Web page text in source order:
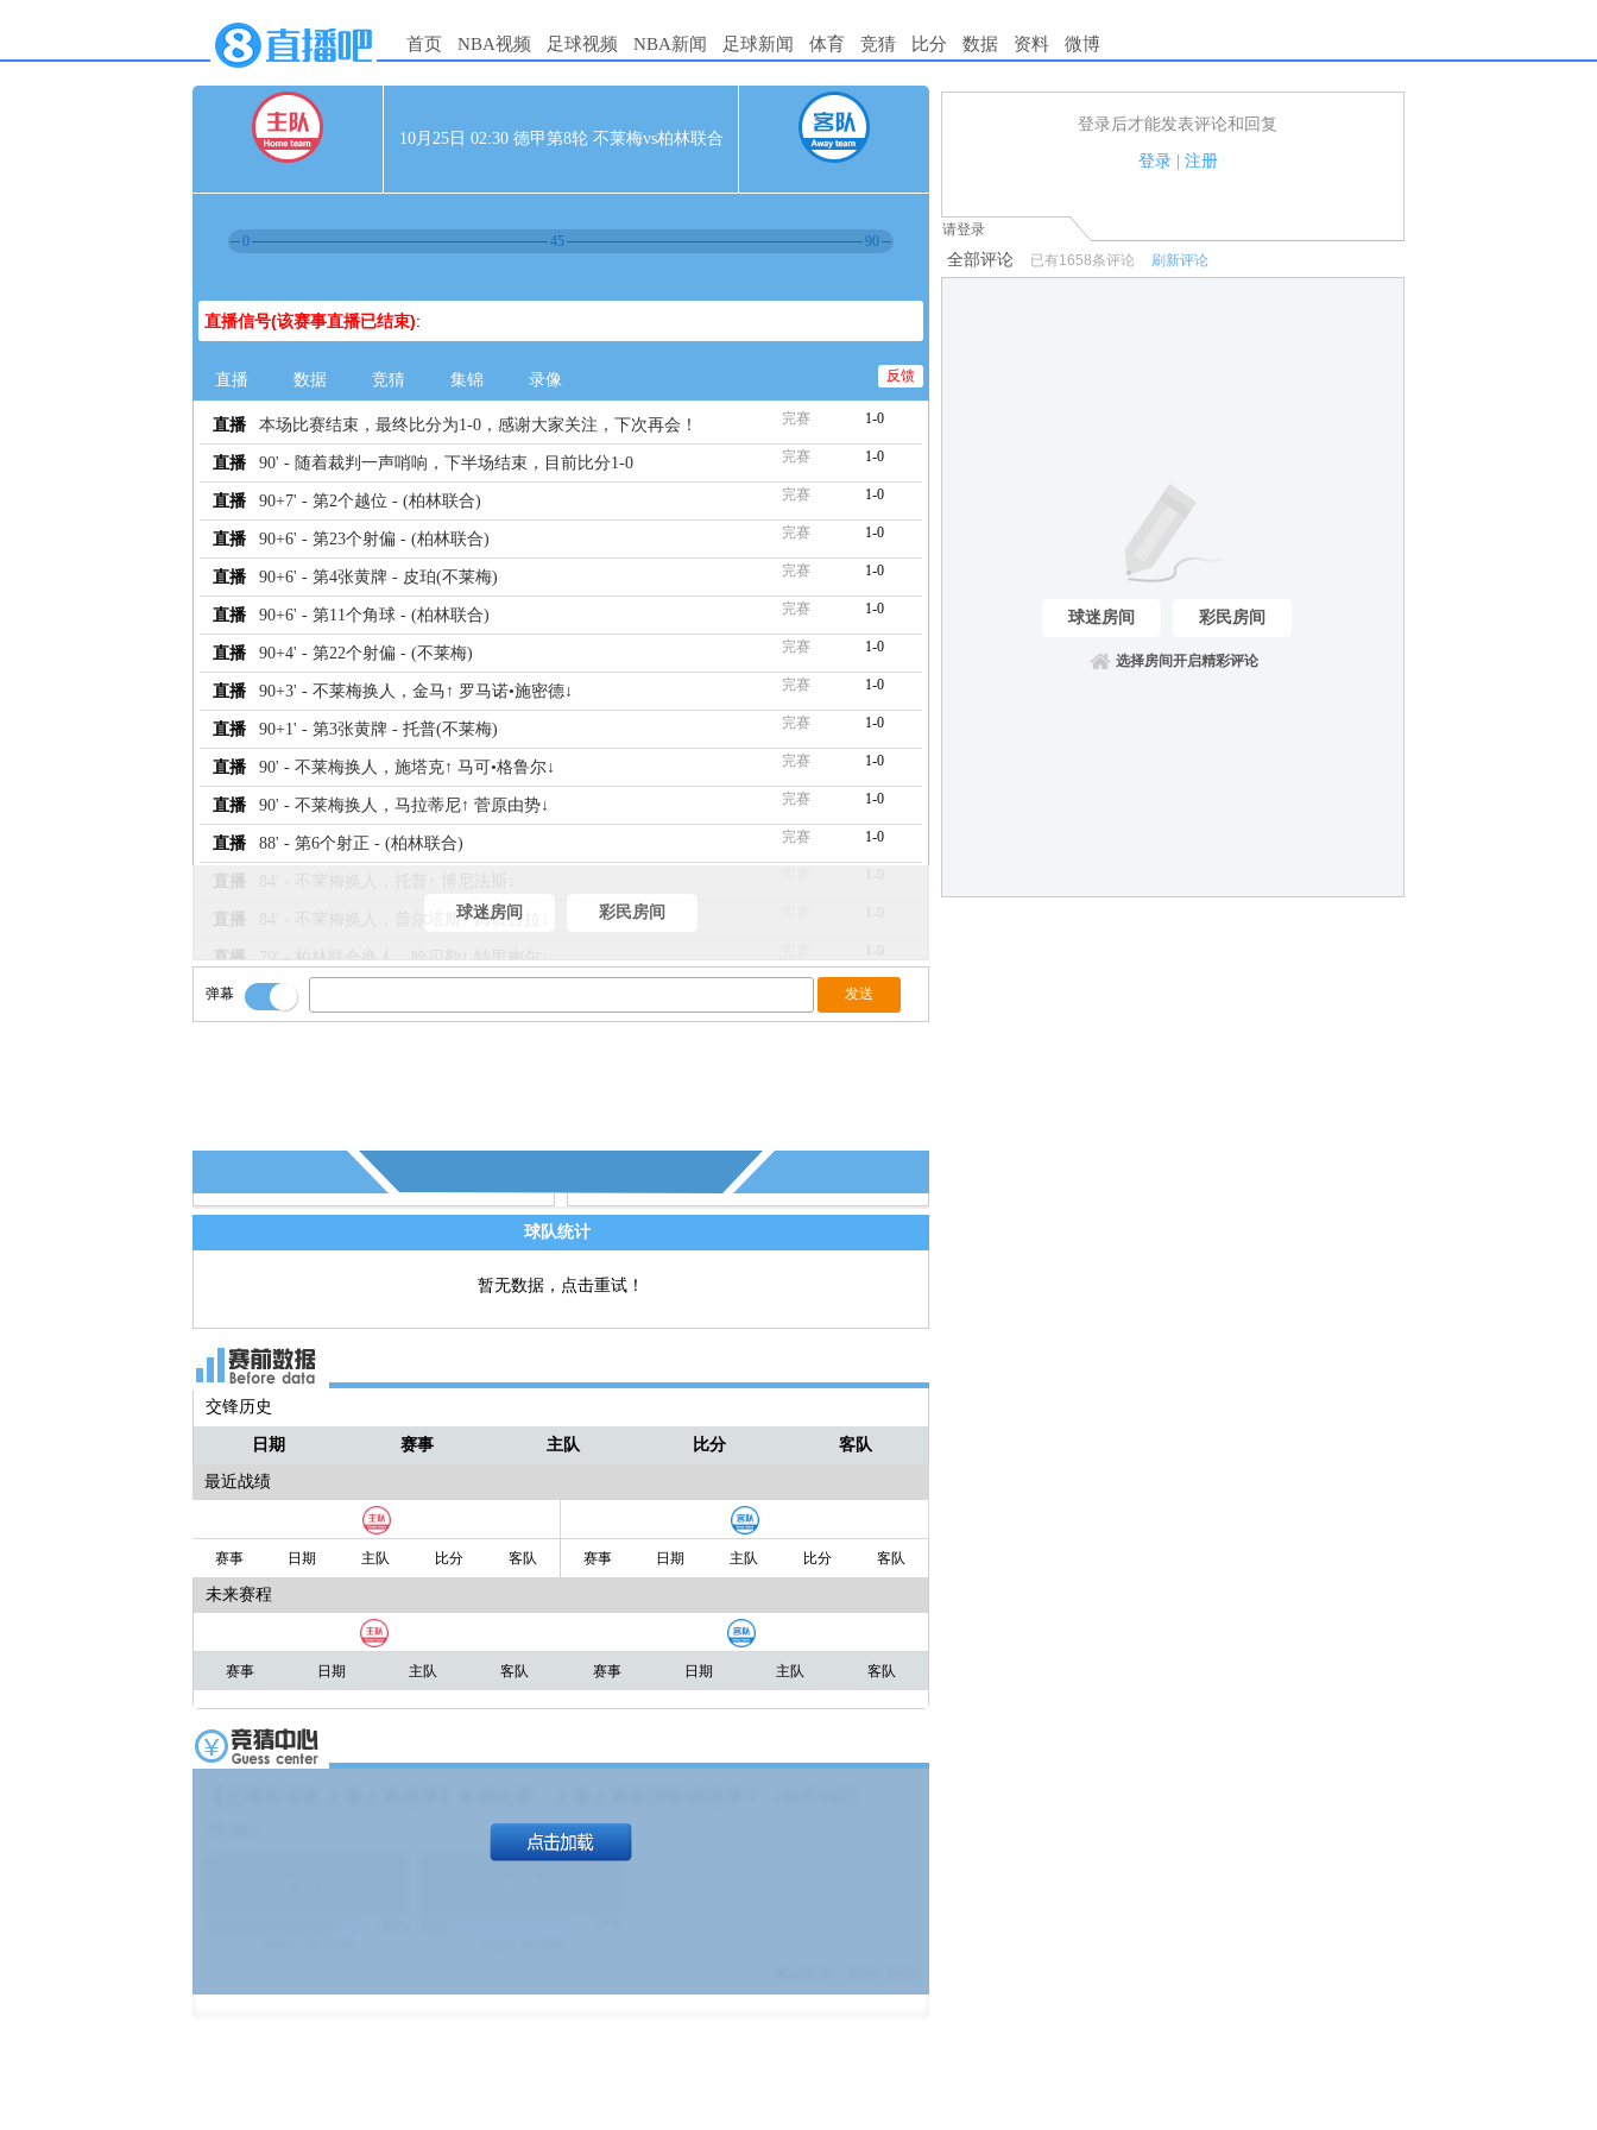
首页 NBA视频 足球视频 NBA新闻 足球新闻 体育 竞猜 比分 数据 资料 微博
10月25日 02:30 德甲第8轮 不莱梅vs柏林联合
0 45 90
直播信号(该赛事直播已结束):
直播 数据 竞猜 集锦 录像 反馈
直播 本场比赛结束，最终比分为1-0，感谢大家关注，下次再会！ 完赛 1-0
直播 90' - 随着裁判一声哨响，下半场结束，目前比分1-0 完赛 1-0
直播 90+7' - 第2个越位 - (柏林联合) 完赛 1-0
直播 90+6' - 第23个射偏 - (柏林联合) 完赛 1-0
直播 90+6' - 第4张黄牌 - 皮珀(不莱梅) 完赛 1-0
直播 90+6' - 第11个角球 - (柏林联合) 完赛 1-0
直播 90+4' - 第22个射偏 - (不莱梅) 完赛 1-0
直播 90+3' - 不莱梅换人，金马↑ 罗马诺•施密德↓ 完赛 1-0
直播 90+1' - 第3张黄牌 - 托普(不莱梅) 完赛 1-0
直播 90' - 不莱梅换人，施塔克↑ 马可•格鲁尔↓ 完赛 1-0
直播 90' - 不莱梅换人，马拉蒂尼↑ 菅原由势↓ 完赛 1-0
直播 88' - 第6个射正 - (柏林联合) 完赛 1-0
直播
直播 84' - 不莱梅换人，普尔塔斯↑ 姆班古拉↓
直播 79' - 柏林联合换人，哈贝勒↑ 特里梅尔↓
直播 79' - 柏林联合换人，郑优泳↑ 莱特↓ 1-0
球迷房间 彩民房间
弹幕
球队统计
暂无数据，点击重试！
交锋历史
日期 赛事 主队 比分 客队
最近战绩
赛事 日期 主队 比分 客队 赛事 日期 主队 比分 客队
未来赛程
赛事 日期 主队 客队 赛事 日期 主队 客队
登录后才能发表评论和回复
登录| 注册
1.电脑端新用户可以发表评论了！
请登录
全部评论 已有1658条评论 刷新评论
球迷房间 彩民房间
选择房间开启精彩评论